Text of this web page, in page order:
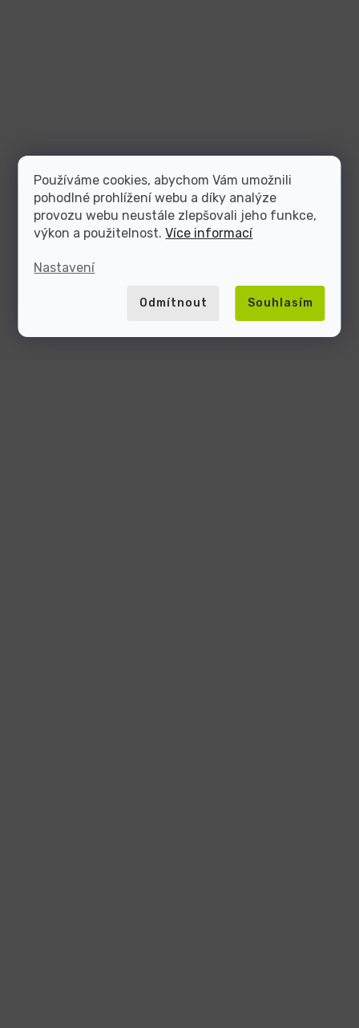
Používáme cookies, abychom Vám umožnili
pohodlné prohlížení webu a díky analýze
provozu webu neustále zlepšovali jeho funkce,
výkon a použitelnost.Více informací
Nastavení
Odmítnout Souhlasím